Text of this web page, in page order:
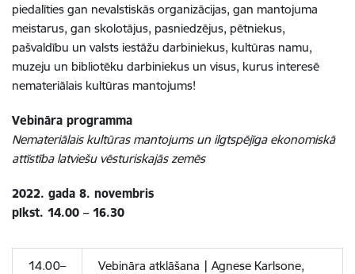
piedalīties gan nevalstiskās organizācijas, gan mantojuma
meistarus, gan skolotājus, pasniedzējus, pētniekus,
pašvaldību un valsts iestāžu darbiniekus, kultūras namu,
muzeju un bibliotēku darbiniekus un visus, kurus interesē
nemateriālais kultūras mantojums!
Vebināra programma
Nemateriālais kultūras mantojums un ilgtspējīga ekonomiskā
attīstība latviešu vēsturiskajās zemēs
2022. gada 8. novembris
plkst. 14.00 – 16.30
14.00–
Vebināra atklāšana | Agnese Karlsone,